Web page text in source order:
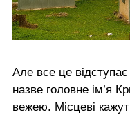
Але все це
назве головне ім’я
вежею. Місцеві